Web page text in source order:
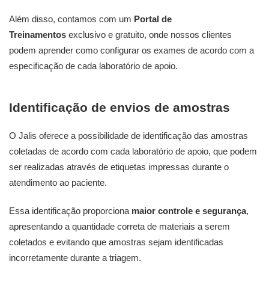
Além disso, contamos com um Portal de
Treinamentos exclusivo e gratuito, onde nossos clientes
podem aprender como configurar os exames de acordo com a
especificação de cada laboratório de apoio.
Identificação de envios de amostras
O Jalis oferece a possibilidade de identificação das amostras
coletadas de acordo com cada laboratório de apoio, que podem
ser realizadas através de etiquetas impressas durante o
atendimento ao paciente.
Essa identificação proporciona maior controle e segurança,
apresentando a quantidade correta de materiais a serem
coletados e evitando que amostras sejam identificadas
incorretamente durante a triagem.